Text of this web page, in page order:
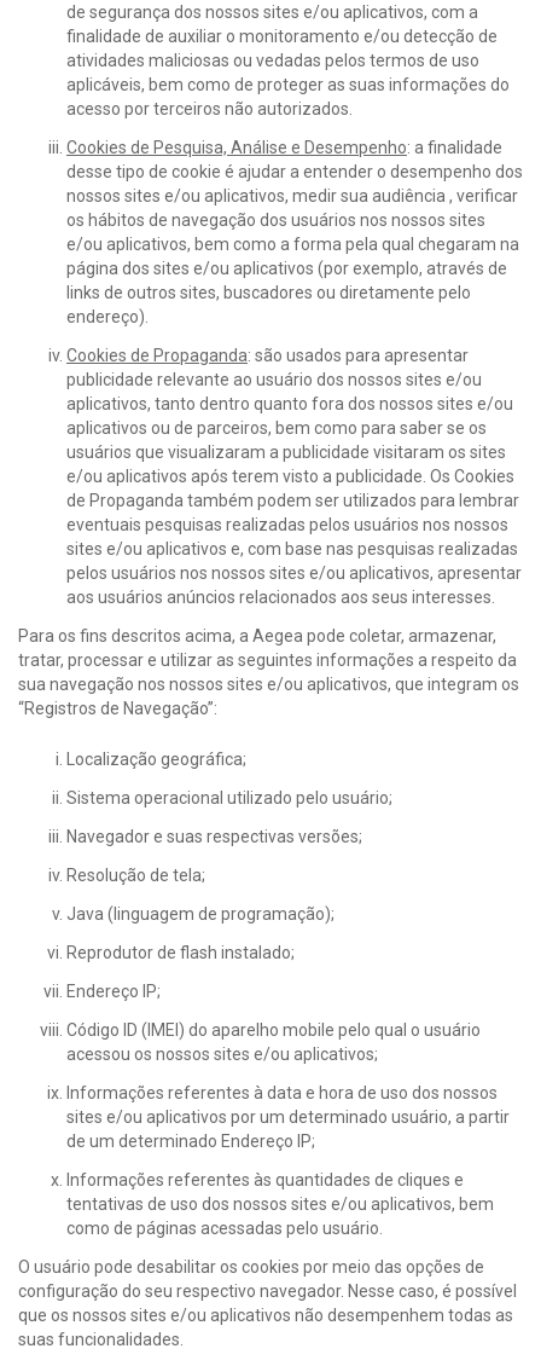
de segurança dos nossos sites e/ou aplicativos, com a
finalidade de auxiliar o monitoramento e/ou detecção de
atividades maliciosas ou vedadas pelos termos de uso
aplicáveis, bem como de proteger as suas informações do
acesso por terceiros não autorizados.
Cookies de Pesquisa, Análise e Desempenho: a finalidade
desse tipo de cookie é ajudar a entender o desempenho dos
nossos sites e/ou aplicativos, medir sua audiência , verificar
os hábitos de navegação dos usuários nos nossos sites
e/ou aplicativos, bem como a forma pela qual chegaram na
página dos sites e/ou aplicativos (por exemplo, através de
links de outros sites, buscadores ou diretamente pelo
endereço).
Cookies de Propaganda: são usados para apresentar
publicidade relevante ao usuário dos nossos sites e/ou
aplicativos, tanto dentro quanto fora dos nossos sites e/ou
aplicativos ou de parceiros, bem como para saber se os
usuários que visualizaram a publicidade visitaram os sites
e/ou aplicativos após terem visto a publicidade. Os Cookies
de Propaganda também podem ser utilizados para lembrar
eventuais pesquisas realizadas pelos usuários nos nossos
sites e/ou aplicativos e, com base nas pesquisas realizadas
pelos usuários nos nossos sites e/ou aplicativos, apresentar
aos usuários anúncios relacionados aos seus interesses.
Para os fins descritos acima, a Aegea pode coletar, armazenar,
tratar, processar e utilizar as seguintes informações a respeito da
sua navegação nos nossos sites e/ou aplicativos, que integram os
“Registros de Navegação”:
Localização geográfica;
Sistema operacional utilizado pelo usuário;
Navegador e suas respectivas versões;
Resolução de tela;
Java (linguagem de programação);
Reprodutor de flash instalado;
Endereço IP;
Código ID (IMEI) do aparelho mobile pelo qual o usuário
acessou os nossos sites e/ou aplicativos;
Informações referentes à data e hora de uso dos nossos
sites e/ou aplicativos por um determinado usuário, a partir
de um determinado Endereço IP;
Informações referentes às quantidades de cliques e
tentativas de uso dos nossos sites e/ou aplicativos, bem
como de páginas acessadas pelo usuário.
O usuário pode desabilitar os cookies por meio das opções de
configuração do seu respectivo navegador. Nesse caso, é possível
que os nossos sites e/ou aplicativos não desempenhem todas as
suas funcionalidades.